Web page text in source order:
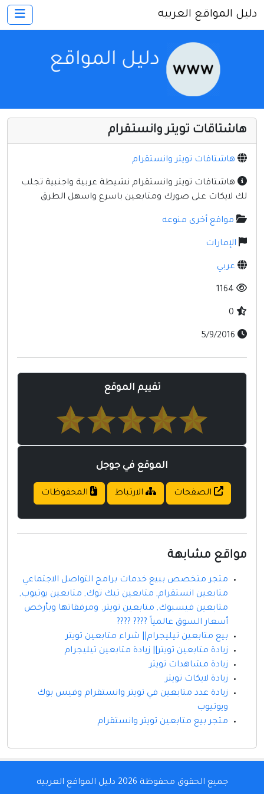
اتصل بنا
أخرى ومنوعه
إنترنت وشبكات
الأسرة والترفيه
كمبيوتر وبرامج
دليل المواقع العربيه
هاشتاقات تويتر وانستقرام
هاشتاقات تويتر وانستقرام
هاشتاقات تويتر وانستقرام نشيطة عربية واجنبية تجلب
لك لايكات على صورك ومتابعين باسرع واسهل الطرق
مواقع أخرى منوعه
الإمارات
عربي
تقييم الموقع
الموقع في جوجل
الصفحات الارتباط المحفوظات
مواقع مشابهة
متجر متخصص ببيع خدمات برامج التواصل الاجتماعي
متابعين انستقرام, متابعين تيك توك, متابعين يوتيوب,
متابعين فيسبوك, متابعين تويتر. ومرفقاتها وبأرخص
أسعار السوق عالمياً ???? ????
بيع متابعين تيليجرام|| شراء متابعين تويتر
زيادة متابعين تويتر|| زيادة متابعين تيليجرام
زيادة مشاهدات تويتر
زيادة لايكات تويتر
زيادة عدد متابعين في تويتر وانستقرام وفيس بوك
ويوتيوب
متجر بيع متابعين تويتر وانستقرام
جميع الحقوق محفوظة 2026 دليل المواقع العربيه